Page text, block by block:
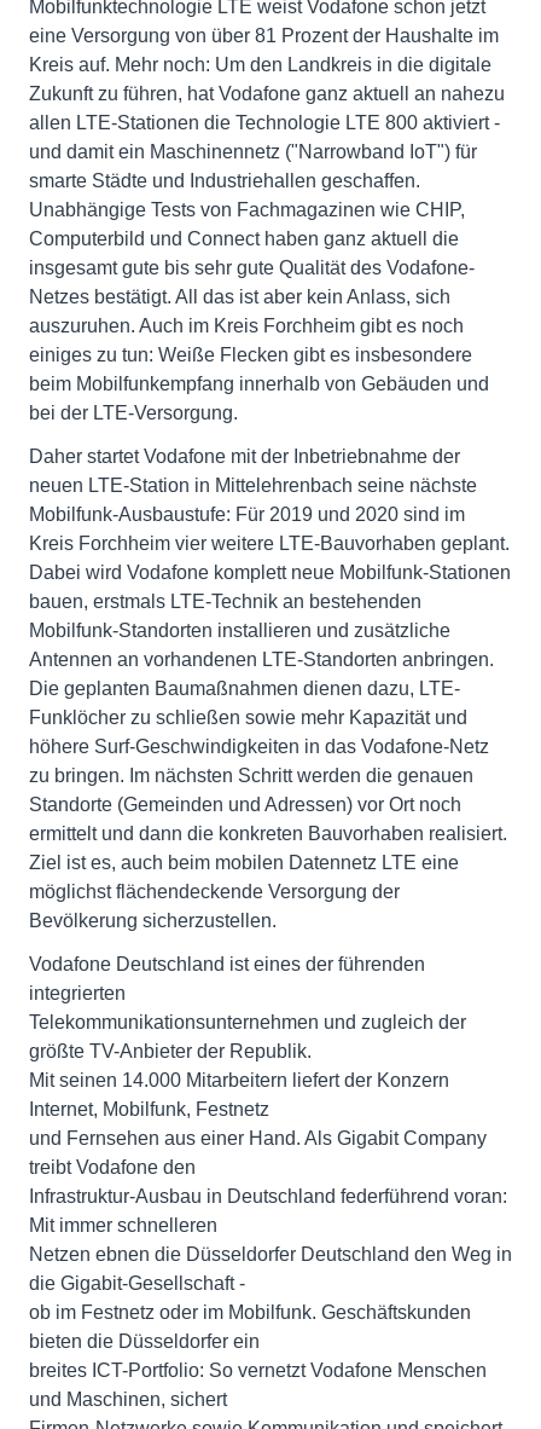
Mobilfunktechnologie LTE weist Vodafone schon jetzt
eine Versorgung von über 81 Prozent der Haushalte im
Kreis auf. Mehr noch: Um den Landkreis in die digitale
Zukunft zu führen, hat Vodafone ganz aktuell an nahezu
allen LTE-Stationen die Technologie LTE 800 aktiviert -
und damit ein Maschinennetz ("Narrowband IoT") für
smarte Städte und Industriehallen geschaffen.
Unabhängige Tests von Fachmagazinen wie CHIP,
Computerbild und Connect haben ganz aktuell die
insgesamt gute bis sehr gute Qualität des Vodafone-
Netzes bestätigt. All das ist aber kein Anlass, sich
auszuruhen. Auch im Kreis Forchheim gibt es noch
einiges zu tun: Weiße Flecken gibt es insbesondere
beim Mobilfunkempfang innerhalb von Gebäuden und
bei der LTE-Versorgung.
Daher startet Vodafone mit der Inbetriebnahme der
neuen LTE-Station in Mittelehrenbach seine nächste
Mobilfunk-Ausbaustufe: Für 2019 und 2020 sind im
Kreis Forchheim vier weitere LTE-Bauvorhaben geplant.
Dabei wird Vodafone komplett neue Mobilfunk-Stationen
bauen, erstmals LTE-Technik an bestehenden
Mobilfunk-Standorten installieren und zusätzliche
Antennen an vorhandenen LTE-Standorten anbringen.
Die geplanten Baumaßnahmen dienen dazu, LTE-
Funklöcher zu schließen sowie mehr Kapazität und
höhere Surf-Geschwindigkeiten in das Vodafone-Netz
zu bringen. Im nächsten Schritt werden die genauen
Standorte (Gemeinden und Adressen) vor Ort noch
ermittelt und dann die konkreten Bauvorhaben realisiert.
Ziel ist es, auch beim mobilen Datennetz LTE eine
möglichst flächendeckende Versorgung der
Bevölkerung sicherzustellen.
Vodafone Deutschland ist eines der führenden
integrierten
Telekommunikationsunternehmen und zugleich der
größte TV-Anbieter der Republik.
Mit seinen 14.000 Mitarbeitern liefert der Konzern
Internet, Mobilfunk, Festnetz
und Fernsehen aus einer Hand. Als Gigabit Company
treibt Vodafone den
Infrastruktur-Ausbau in Deutschland federführend voran:
Mit immer schnelleren
Netzen ebnen die Düsseldorfer Deutschland den Weg in
die Gigabit-Gesellschaft -
ob im Festnetz oder im Mobilfunk. Geschäftskunden
bieten die Düsseldorfer ein
breites ICT-Portfolio: So vernetzt Vodafone Menschen
und Maschinen, sichert